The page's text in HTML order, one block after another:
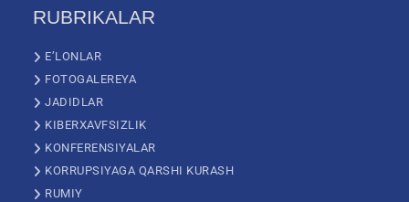
RUBRIKALAR
E’LONLAR
FOTOGALEREYA
JADIDLAR
KIBERXAVFSIZLIK
KONFERENSIYALAR
KORRUPSIYAGA QARSHI KURASH
RUMIY